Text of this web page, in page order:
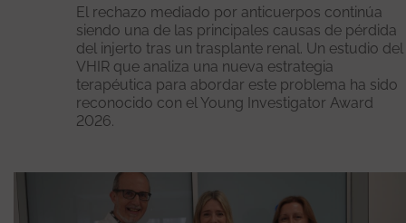
El rechazo mediado por anticuerpos continúa
siendo una de las principales causas de pérdida
del injerto tras un trasplante renal. Un estudio del
VHIR que analiza una nueva estrategia
terapéutica para abordar este problema ha sido
reconocido con el Young Investigator Award
2026.